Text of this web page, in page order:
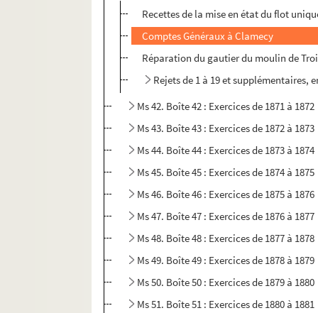
Recettes de la mise en état du flot
Comptes Généraux à Clamecy
Réparation du gautier du moulin de
Rejets de 1 à 19 et supplémentaires,
Ms 42. Boîte 42 : Exercices de 1871 à 1872
Ms 43. Boîte 43 : Exercices de 1872 à 1873
Ms 44. Boîte 44 : Exercices de 1873 à 1874
Ms 45. Boîte 45 : Exercices de 1874 à 1875
Ms 46. Boîte 46 : Exercices de 1875 à 1876
Ms 47. Boîte 47 : Exercices de 1876 à 1877
Ms 48. Boîte 48 : Exercices de 1877 à 1878
Ms 49. Boîte 49 : Exercices de 1878 à 1879
Ms 50. Boîte 50 : Exercices de 1879 à 1880
Ms 51. Boîte 51 : Exercices de 1880 à 1881